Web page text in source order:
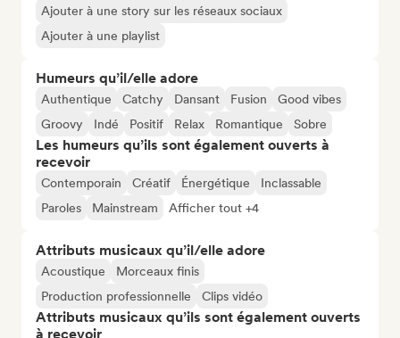
Ajouter à une story sur les réseaux sociaux
Ajouter à une playlist
Humeurs qu’il/elle adore
Authentique Catchy Dansant Fusion
Good vibes
Groovy
Indé Positif Relax Romantique Sobre
Les humeurs qu’ils sont également ouverts à
recevoir
Contemporain Créatif Énergétique
Inclassable
Paroles
Mainstream Afficher tout +4
Attributs musicaux qu’il/elle adore
Acoustique
Morceaux finis
Production professionnelle
Clips vidéo
Attributs musicaux qu’ils sont également ouverts
à recevoir